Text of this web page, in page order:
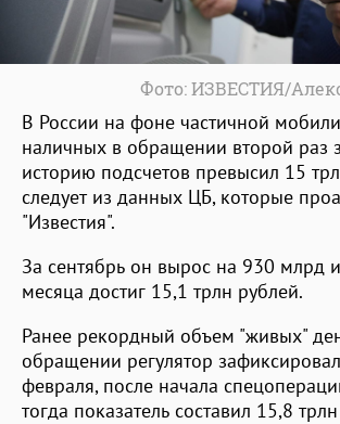
Фото: ИЗВЕСТИЯ/
В России на фоне частичной
наличных в обращении второй раз
историю подсчетов превысил 15
следует из данных ЦБ, которые
"Известия".
За сентябрь он вырос на 930 млрд
месяца достиг 15,1 трлн рублей.
Ранее рекордный объем "живых"
обращении регулятор
февраля, после начала
тогда показатель составил 15,8